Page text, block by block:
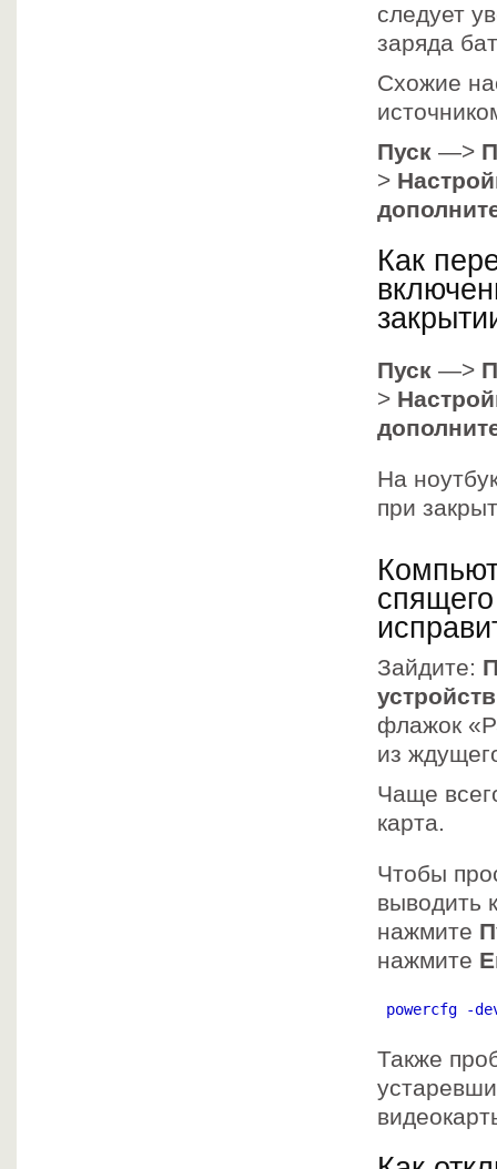
следует
заряда
Схожие
Пуск —>
>
Как
Пуск —>
>
На
при
Зайдите:
устройств
флажок
из
Чаще
карта.
Чтобы
выводить
нажмите
нажмите
powercfg -
Также